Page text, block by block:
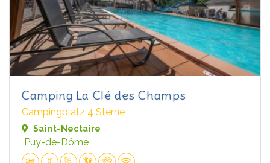
Camping La Clé des Champs
Campingplatz 4 Sterne
Saint-Nectaire
Puy-de-Dôme